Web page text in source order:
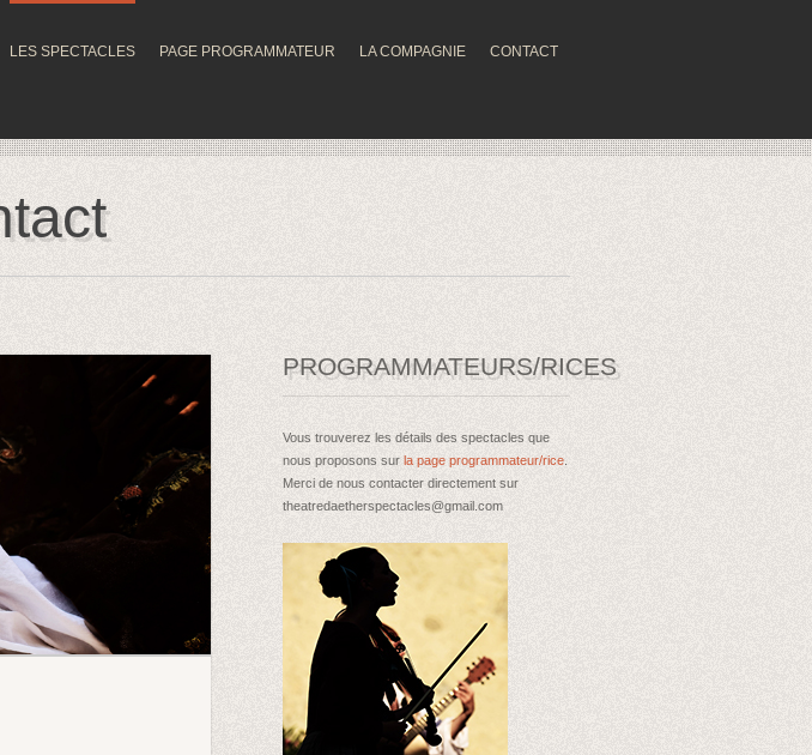
LES SPECTACLES PAGE PROGRAMMATEUR LA COMPAGNIE CONTACT
PROGRAMMATEURS/RICES
Vous trouverez les détails des spectacles que
nous proposons sur la page programmateur/rice
Merci de nous contacter directement sur
theatredaetherspectacles@gmail.com